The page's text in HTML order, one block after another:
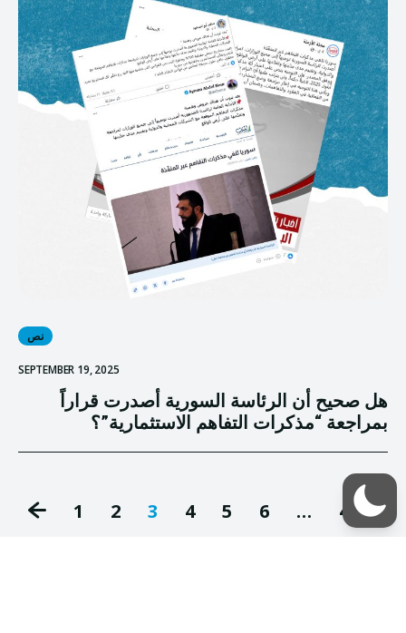
نص
SEPTEMBER 19, 2025
هل صحيح أن الرئاسة السورية أصدرت قراراً
بمراجعة “مذكرات التفاهم الاستثمارية”؟
1 2 3 4 5 6 …
48